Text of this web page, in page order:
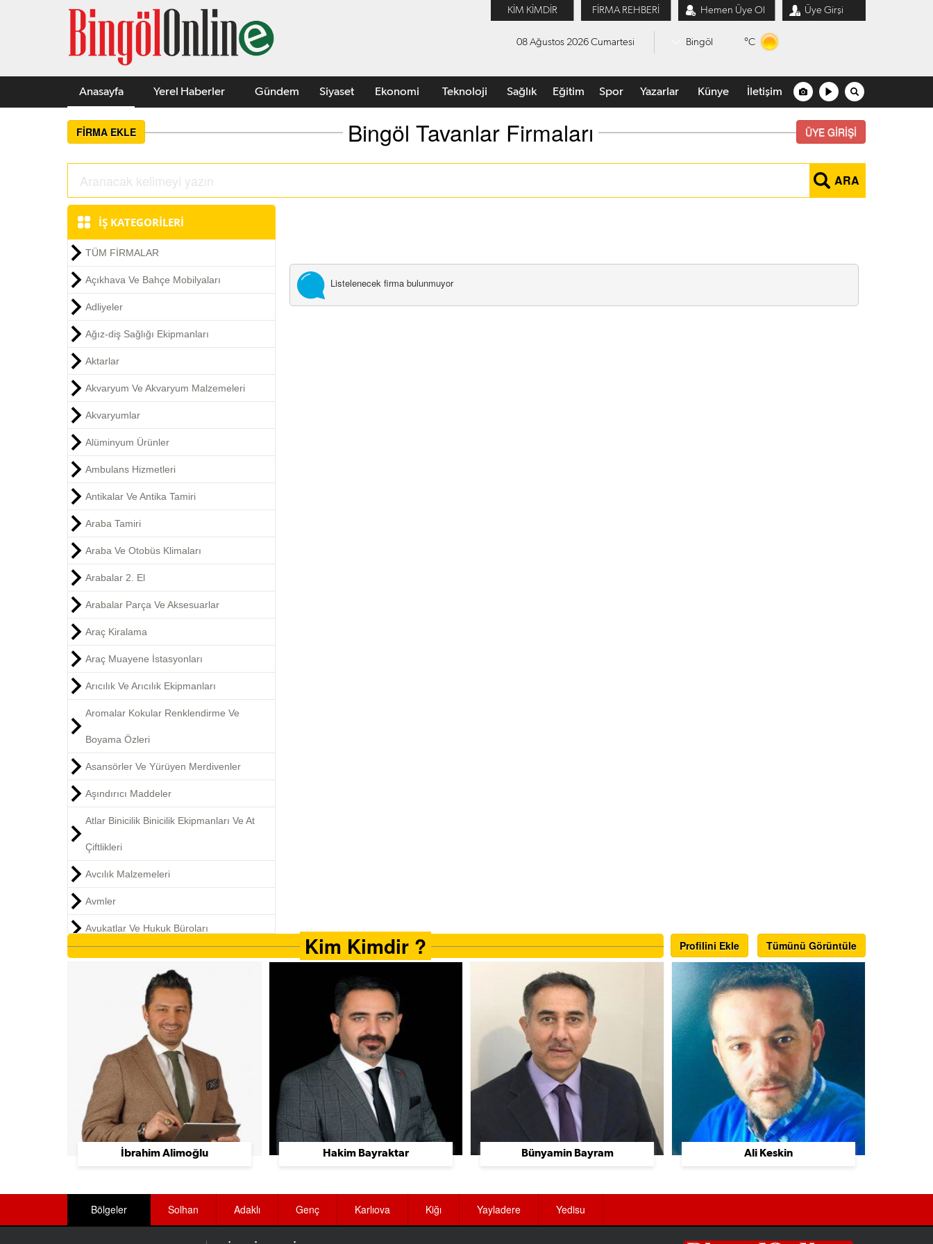
KİM KİMDİR FİRMA REHBERİ Hemen Üye Ol Üye Girşi
08 Ağustos 2026 Cumartesi Bingöl °C
Anasayfa Yerel Haberler Gündem Siyaset Ekonomi Teknoloji Sağlık Eğitim Spor Yazarlar Künye İletişim
FİRMA EKLE Bingöl Tavanlar Firmaları ÜYE GİRİŞİ
ARA
İŞ KATEGORİLERİ
TÜM FİRMALAR
Açıkhava Ve Bahçe Mobilyaları
Adliyeler
Ağız-diş Sağlığı Ekipmanları
Aktarlar
Akvaryum Ve Akvaryum Malzemeleri
Akvaryumlar
Alüminyum Ürünler
Ambulans Hizmetleri
Antikalar Ve Antika Tamiri
Araba Tamiri
Araba Ve Otobüs Klimaları
Arabalar 2. El
Arabalar Parça Ve Aksesuarlar
Araç Kiralama
Araç Muayene İstasyonları
Arıcılık Ve Arıcılık Ekipmanları
Aromalar Kokular Renklendirme Ve
Boyama Özleri
Asansörler Ve Yürüyen Merdivenler
Aşındırıcı Maddeler
Atlar Binicilik Binicilik Ekipmanları Ve At
Çiftlikleri
Avcılık Malzemeleri
Avmler
Avukatlar Ve Hukuk Büroları
Ayakkabı Ve Çanta
Aydınlatma Sistemleri
Baharat Üreticileri
Bahçe Düzenleme Ve Sulama Sistemleri
Bakımevi Ve Huzurevleri
Bakkallar
Balık Lokantaları
Bankalar
Listelenecek firma bulunmuyor
Kim Kimdir ? Profilini Ekle Tümünü Görüntüle
İbrahim Alimoğlu Hakim Bayraktar Bünyamin Bayram Ali Keskin
Bölgeler Solhan Adaklı Genç Karlıova Kiğı Yayladere Yedisu